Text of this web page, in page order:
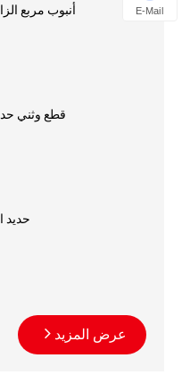
أنبوب مربع
قطع وثني
حديد
عرض المزيد
E-Mail